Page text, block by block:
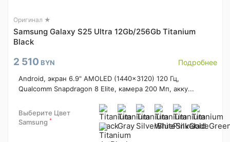
Оригинал ★
Samsung Galaxy S25 Ultra 12Gb/256Gb Titanium
Black
2 510 BYN Подробнее
Android, экран 6.9" AMOLED (1440x3120) 120 Гц,
Qualcomm Snapdragon 8 Elite, камера 200 Мп, акку...
Выберите Цвет
Samsung *